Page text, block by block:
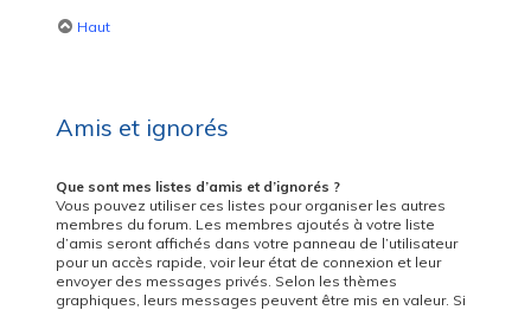
Haut
Amis et ignorés
Que sont mes listes d’amis et d’ignorés ?
Vous pouvez utiliser ces listes pour organiser les autres
membres du forum. Les membres ajoutés à votre liste
d’amis seront affichés dans votre panneau de l’utilisateur
pour un accès rapide, voir leur état de connexion et leur
envoyer des messages privés. Selon les thèmes
graphiques, leurs messages peuvent être mis en valeur. Si